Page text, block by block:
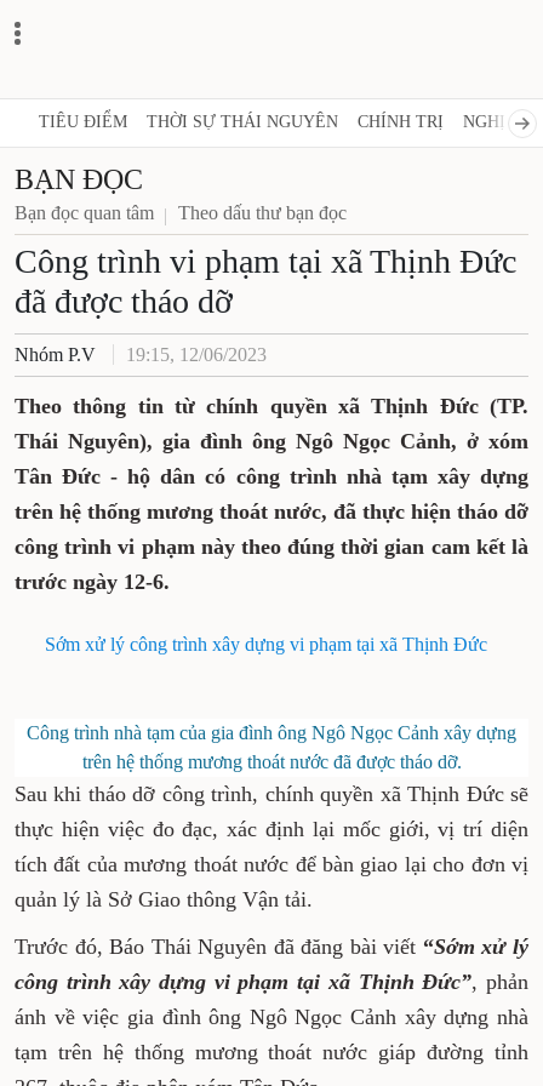
TIÊU ĐIỂM THỜI SỰ THÁI NGUYÊN CHÍNH TRỊ NGHỊ
BẠN ĐỌC
Bạn đọc quan tâm Theo dấu thư bạn đọc
Công trình vi phạm tại xã
Thịnh Đức đã được tháo dỡ
Nhóm P.V 19:15, 12/06/2023
Theo thông tin từ chính quyền xã Thịnh
Đức (TP. Thái Nguyên), gia đình ông Ngô
Ngọc Cảnh, ở xóm Tân Đức - hộ dân có công
trình nhà tạm xây dựng trên hệ thống
mương thoát nước, đã thực hiện tháo dỡ
công trình vi phạm này theo đúng thời gian
Công trình nhà tạm của gia đình ông Ngô Ngọc
Cảnh xây dựng trên hệ thống mương thoát nước đã
được tháo dỡ.
Sau khi tháo dỡ công trình, chính quyền xã
mốc giới, vị trí diện tích đất của mương thoát
nước để bàn giao lại cho đơn vị quản lý là Sở
Giao thông Vận tải.
Trước đó, Báo Thái Nguyên đã đăng bài viết